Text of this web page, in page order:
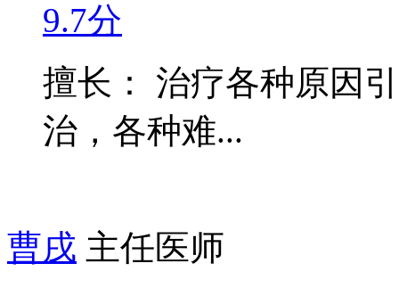
9.7分
擅长： 治疗各种原因
治，各种难...
曹戌 主任医师